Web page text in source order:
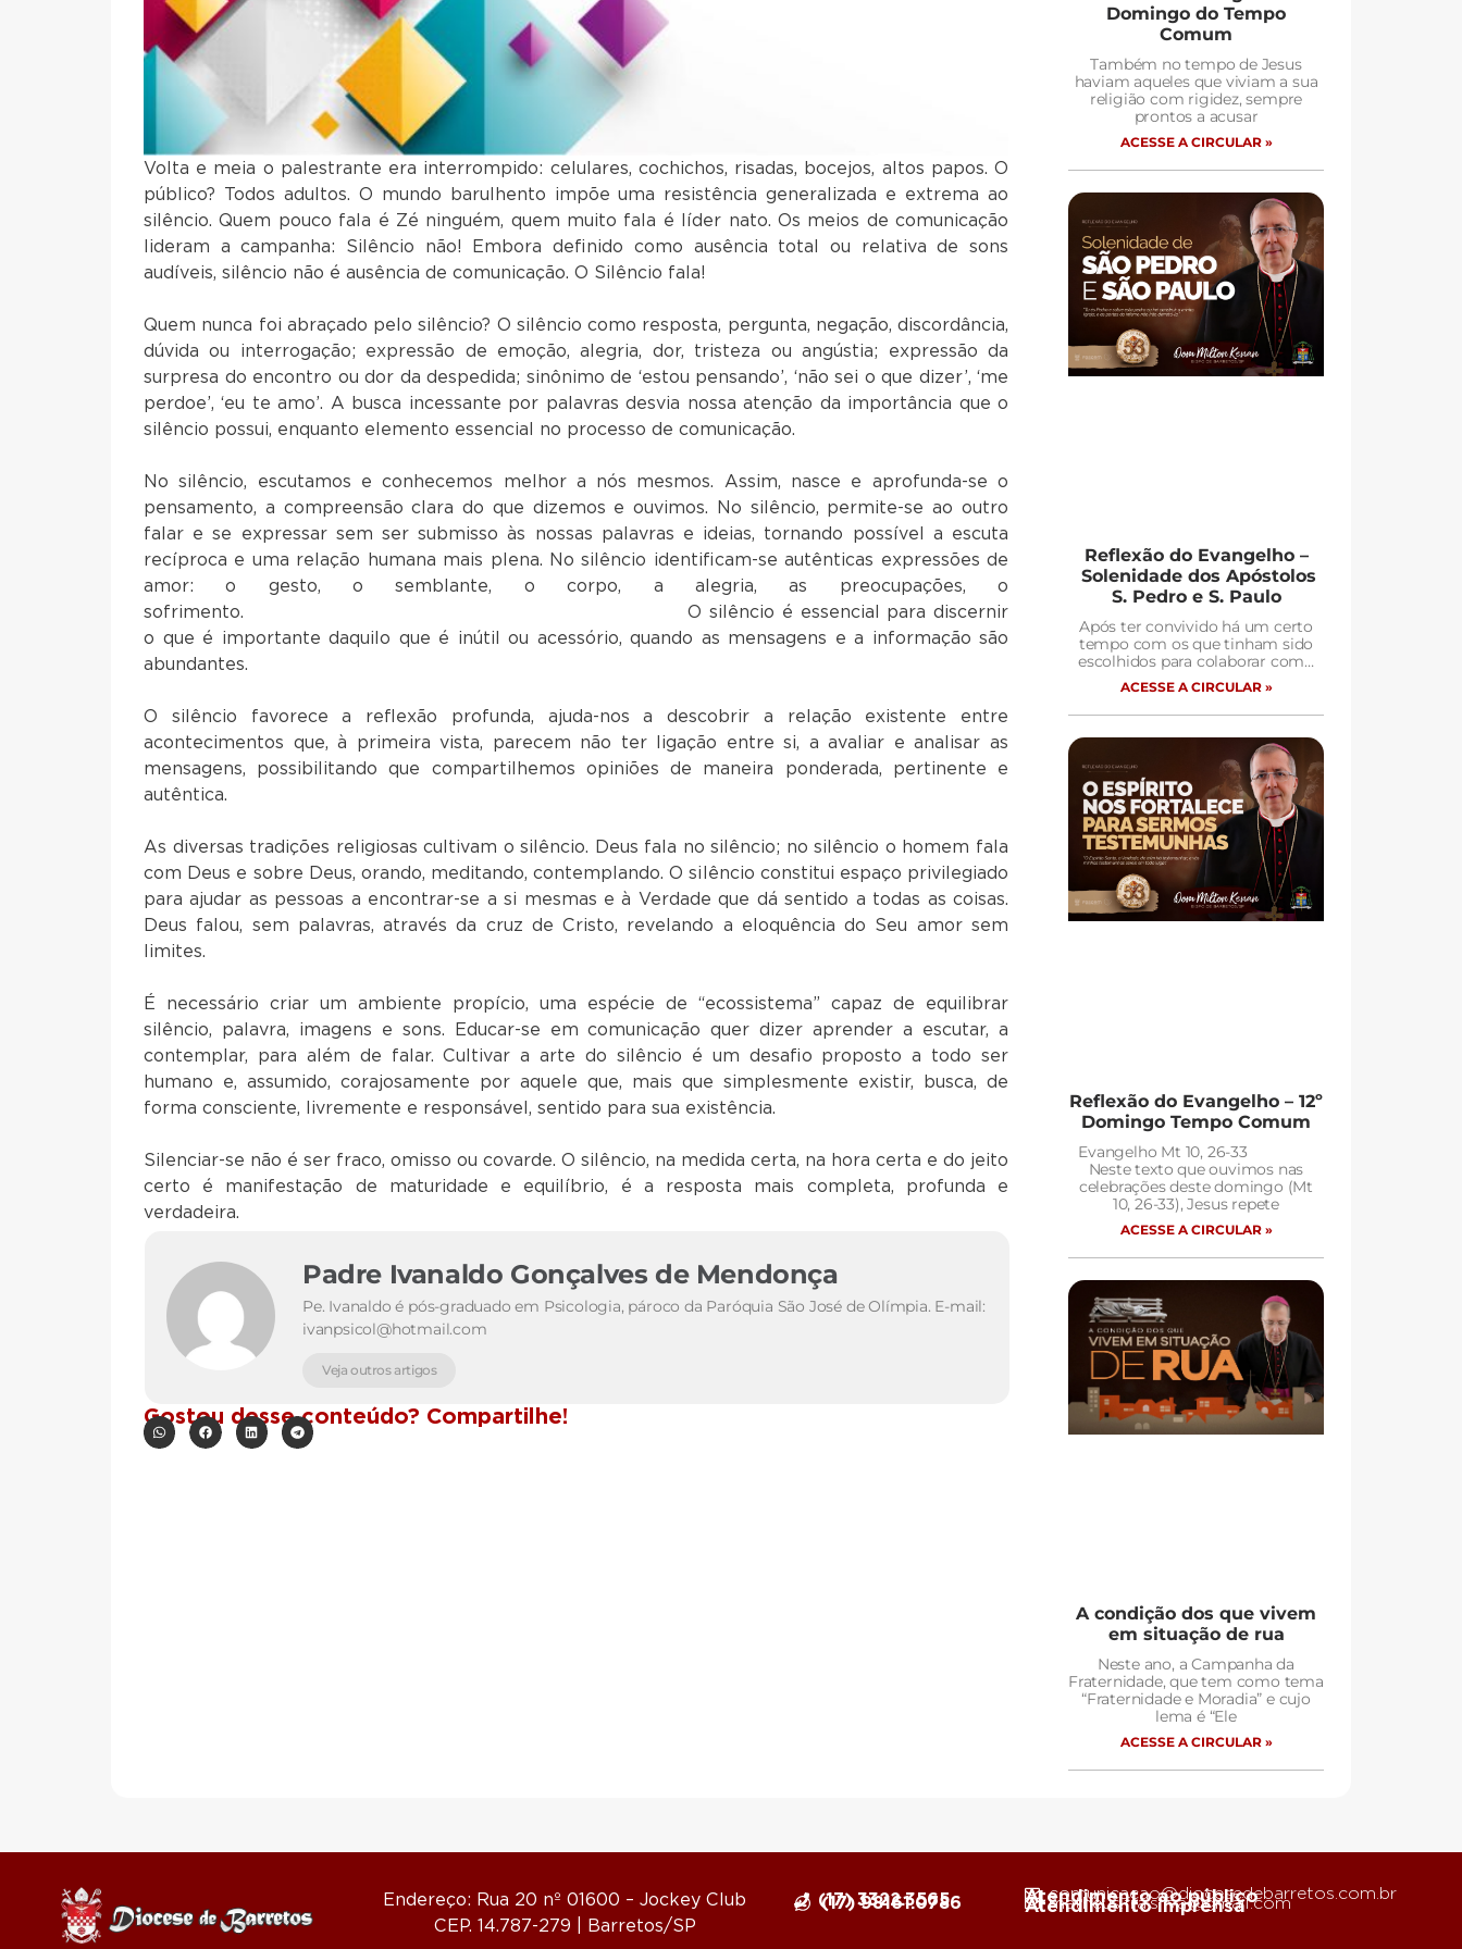
Volta e meia o palestrante era interrompido: celulares, cochichos, risadas, bocejos, altos papos. O
público? Todos adultos. O mundo barulhento impõe uma resistência generalizada e extrema ao
silêncio. Quem pouco fala é Zé ninguém, quem muito fala é líder nato. Os meios de comunicação
lideram a campanha: Silêncio não! Embora definido como ausência total ou relativa de sons
audíveis, silêncio não é ausência de comunicação. O Silêncio fala!
Quem nunca foi abraçado pelo silêncio? O silêncio como resposta, pergunta, negação, discordância,
dúvida ou interrogação; expressão de emoção, alegria, dor, tristeza ou angústia; expressão da
surpresa do encontro ou dor da despedida; sinônimo de ‘estou pensando’, ‘não sei o que dizer’, ‘me
perdoe’, ‘eu te amo’. A busca incessante por palavras desvia nossa atenção da importância que o
silêncio possui, enquanto elemento essencial no processo de comunicação.
No silêncio, escutamos e conhecemos melhor a nós mesmos. Assim, nasce e aprofunda-se o
pensamento, a compreensão clara do que dizemos e ouvimos. No silêncio, permite-se ao outro
falar e se expressar sem ser submisso às nossas palavras e ideias, tornando possível a escuta
recíproca e uma relação humana mais plena. No silêncio identificam-se autênticas expressões de
amor: o gesto, o semblante, o corpo, a alegria, as preocupações, o
sofrimento. O silêncio é essencial para discernir
o que é importante daquilo que é inútil ou acessório, quando as mensagens e a informação são
abundantes.
O silêncio favorece a reflexão profunda, ajuda-nos a descobrir a relação existente entre
acontecimentos que, à primeira vista, parecem não ter ligação entre si, a avaliar e analisar as
mensagens, possibilitando que compartilhemos opiniões de maneira ponderada, pertinente e
autêntica.
As diversas tradições religiosas cultivam o silêncio. Deus fala no silêncio; no silêncio o homem fala
com Deus e sobre Deus, orando, meditando, contemplando. O silêncio constitui espaço privilegiado
para ajudar as pessoas a encontrar-se a si mesmas e à Verdade que dá sentido a todas as coisas.
Deus falou, sem palavras, através da cruz de Cristo, revelando a eloquência do Seu amor sem
limites.
É necessário criar um ambiente propício, uma espécie de “ecossistema” capaz de equilibrar
silêncio, palavra, imagens e sons. Educar-se em comunicação quer dizer aprender a escutar, a
contemplar, para além de falar. Cultivar a arte do silêncio é um desafio proposto a todo ser
humano e, assumido, corajosamente por aquele que, mais que simplesmente existir, busca, de
forma consciente, livremente e responsável, sentido para sua existência.
Silenciar-se não é ser fraco, omisso ou covarde. O silêncio, na medida certa, na hora certa e do jeito
certo é manifestação de maturidade e equilíbrio, é a resposta mais completa, profunda e
verdadeira.
Padre Ivanaldo Gonçalves de Mendonça
Pe. Ivanaldo é pós-graduado em Psicologia, pároco da Paróquia São José de Olímpia. E-mail:
ivanpsicol@hotmail.com
Veja outros artigos
Gostou desse conteúdo? Compartilhe!
Domingo do Tempo
Comum
Também no tempo de Jesus
haviam aqueles que viviam a sua
religião com rigidez, sempre
prontos a acusar
ACESSE A CIRCULAR »
Reflexão do Evangelho –
Solenidade dos Apóstolos
S. Pedro e S. Paulo
Após ter convivido há um certo
tempo com os que tinham sido
escolhidos para colaborar com…
ACESSE A CIRCULAR »
Reflexão do Evangelho – 12º
Domingo Tempo Comum
Evangelho Mt 10, 26-33
Neste texto que ouvimos nas
celebrações deste domingo (Mt
10, 26-33), Jesus repete
ACESSE A CIRCULAR »
A condição dos que vivem
em situação de rua
Neste ano, a Campanha da
Fraternidade, que tem como tema
“Fraternidade e Moradia” e cujo
lema é “Ele
ACESSE A CIRCULAR »
Endereço: Rua 20 nº 01600 – Jockey Club
CEP. 14.787-279 | Barretos/SP
(17) 3322.3565
(17) 98161.0786 Atendimento ao público
comunicacao@diocesedebarretos.com.br
Atendimento imprensa
matheus.fra.silva@gmail.com